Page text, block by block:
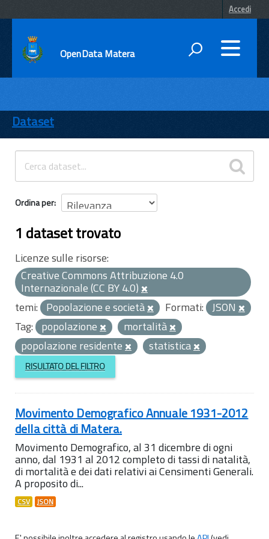
Accedi
OpenData Matera
ENTI
TEMI
INFORMAZIONI
Dataset
Ordina per
1 dataset trovato
Licenze sulle risorse:
Creative Commons Attribuzione 4.0
Internazionale (CC BY 4.0)
temi: Popolazione e società Formati: JSON
Tag: popolazione
mortalità
popolazione residente
statistica
RISULTATO DEL FILTRO
Movimento Demografico Annuale 1931-2012
della città di Matera.
Movimento Demografico, al 31 dicembre di ogni
anno, dal 1931 al 2012 completo di tassi di natalità,
di mortalità e dei dati relativi ai Censimenti Generali.
A proposito di...
CSV JSON